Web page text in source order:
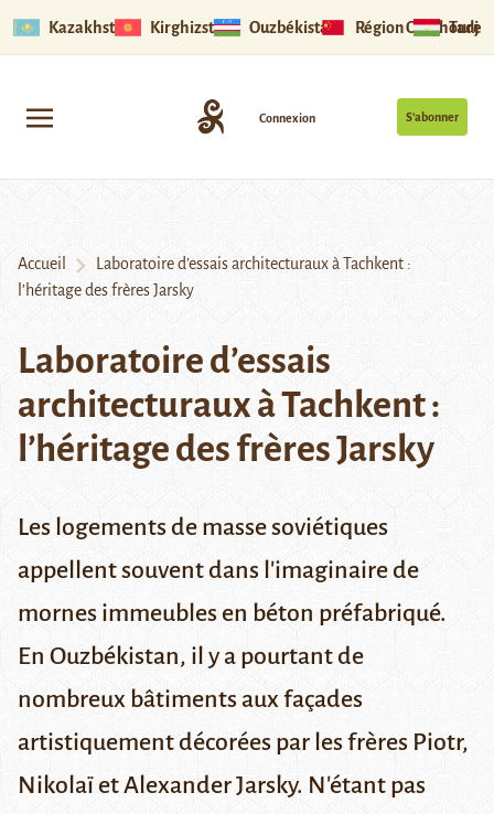
Kazakhstan Kirghizstan Ouzbékistan Région Ouïghoure
S’abonner
Connexion
Accueil
Laboratoire d’essais architecturaux à Tachkent :
l’héritage des frères Jarsky
Laboratoire d’essais
architecturaux à Tachkent :
l’héritage des frères Jarsky
Les logements de masse soviétiques
appellent souvent dans l'imaginaire de
mornes immeubles en béton préfabriqué.
En Ouzbékistan, il y a pourtant de
nombreux bâtiments aux façades
artistiquement décorées par les frères Piotr,
Nikolaï et Alexander Jarsky. N'étant pas